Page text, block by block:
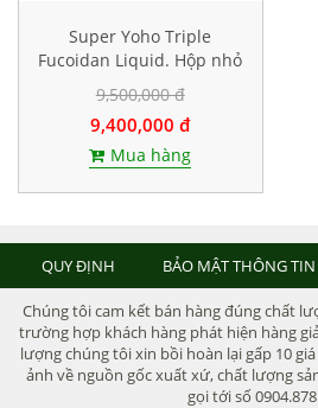
Super Yoho Triple
Fucoidan Liquid. Hộp nhỏ
20 gói
9,500,000 đ
9,400,000 đ
Mua hàng
QUY ĐỊNH BẢO MẬT THÔNG TIN
Chúng tôi cam kết bán hàng đúng chất
trường hợp khách hàng phát hiện hàng
lượng chúng tôi xin bồi hoàn lại gấp 10
ảnh về nguồn gốc xuất xứ, chất lượng
gọi tới số